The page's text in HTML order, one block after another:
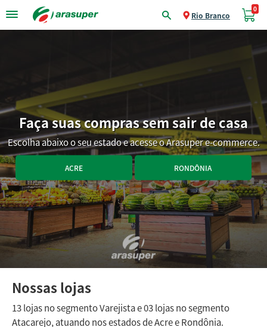
Rio Branco
0
Faça suas compras sem sair de casa
Escolha abaixo o seu estado e acesse o Arasuper e-commerce.
ACRE RONDÔNIA
Nossas lojas
13 lojas no segmento Varejista e 03 lojas no segmento
Atacarejo, atuando nos estados de Acre e Rondônia.